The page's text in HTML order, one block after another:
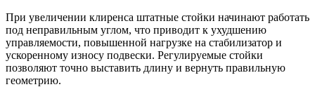
При увеличении клиренса штатные стойки начинают работать
под неправильным углом, что приводит к ухудшению
управляемости, повышенной нагрузке на стабилизатор и
ускоренному износу подвески. Регулируемые стойки
позволяют точно выставить длину и вернуть правильную
геометрию.